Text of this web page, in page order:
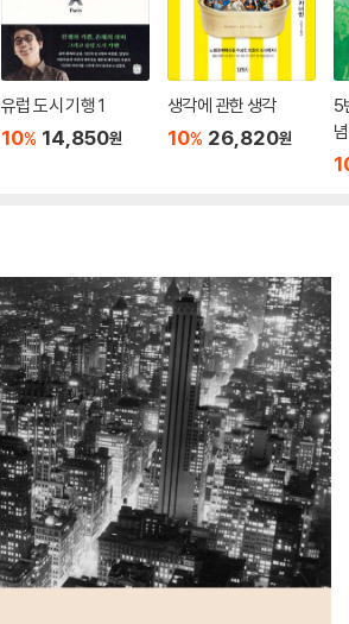
유럽 도시 기행 1
10% 14,850원
생각에 관한 생각
10% 26,820원
5